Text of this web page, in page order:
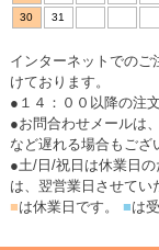
30
31
インターネットでのご
けております。
●１４：００以降の注
●お問合わせメールは
など遅れる場合もご
●土/日/祝日は休業日
は、翌営業日させてい
■は休業日です。 ■は